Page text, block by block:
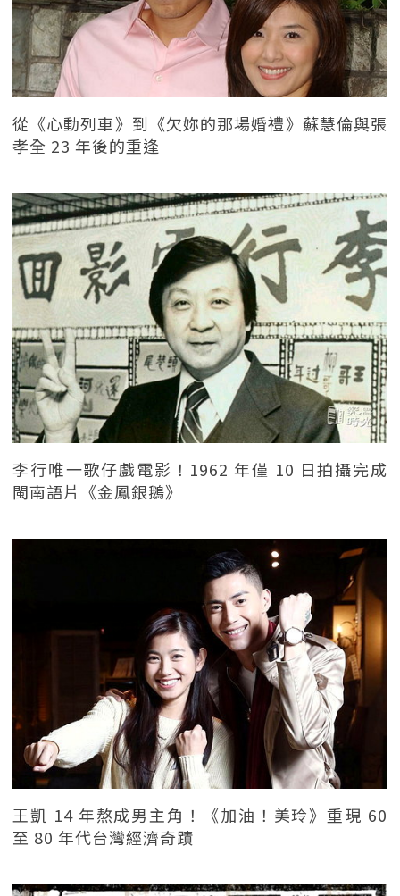
從《心動列車》到《欠妳的那場婚禮》蘇慧倫與張
孝全 23 年後的重逢
李行唯一歌仔戲電影！1962 年僅 10 日拍攝完成
閩南語片《金鳳銀鵝》
王凱 14 年熬成男主角！《加油！美玲》重現 60
至 80 年代台灣經濟奇蹟